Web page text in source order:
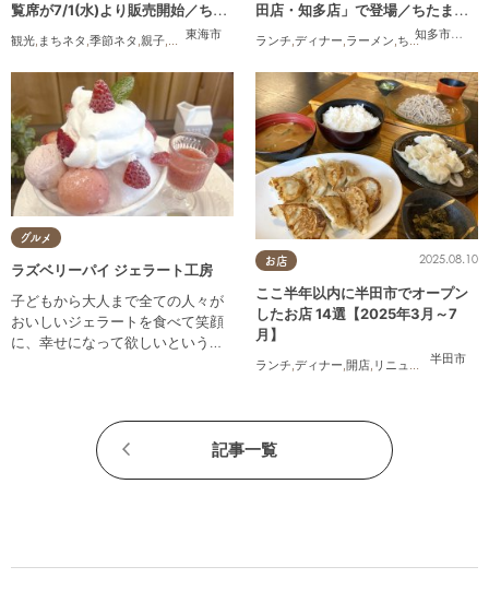
東海市
覧席が7/1(水)より販売開始／ちた
観光 まちネタ 季節ネタ 親子 夫婦,家族 カップル,友人,花火 知多市
,半田
田店・知多店」で登場／ちたまる
ランチ ディナー ラーメン ちたまる広告
グルメ
ラズベリーパイ ジェラート工房
子どもから大人まで全ての人々が
おいしいジェラートを食べて笑顔
に、幸せになって欲しいという願
お店
半田市
2025.08.10
ここ半年以内に半田市でオープン
したお店 14選【2025年3月～7
月】
ランチ ディナー 開店 リニューアル ,まとめ
記事一覧